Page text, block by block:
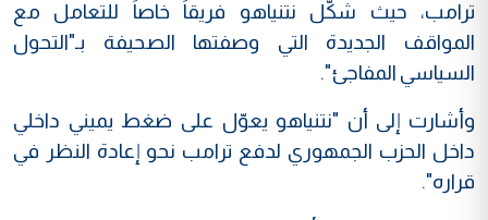
ترامب، حيث شكّل نتنياهو فريقاً خاصاً للتعامل مع
المواقف الجديدة التي وصفتها الصحيفة بـ"التحول
السياسي المفاجئ".
وأشارت إلى أن "نتنياهو يعوّل على ضغط يميني داخلي
داخل الحزب الجمهوري لدفع ترامب نحو إعادة النظر في
قراره".